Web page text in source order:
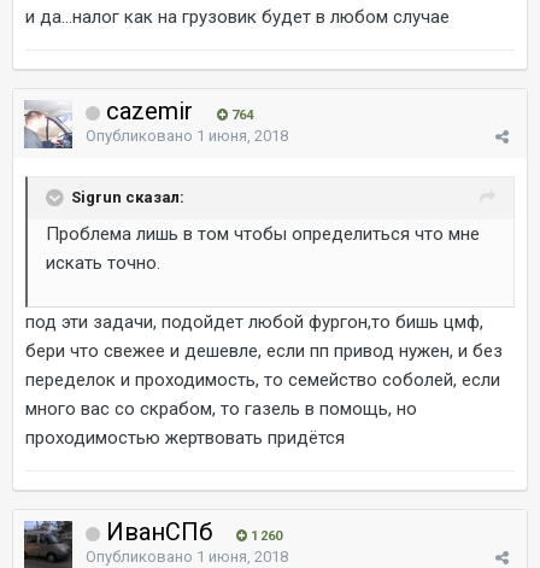
и да...налог как на грузовик будет в любом случае
cazemir 764
Опубликовано 1 июня, 2018
Sigrun сказал:
Проблема лишь в том чтобы определиться что мне
искать точно.
под эти задачи, подойдет любой фургон,то бишь цмф,
бери что свежее и дешевле, если пп привод нужен, и без
переделок и проходимость, то семейство соболей, если
много вас со скрабом, то газель в помощь, но
проходимостью жертвовать придётся
ИванСПб 1 260
Опубликовано 1 июня, 2018